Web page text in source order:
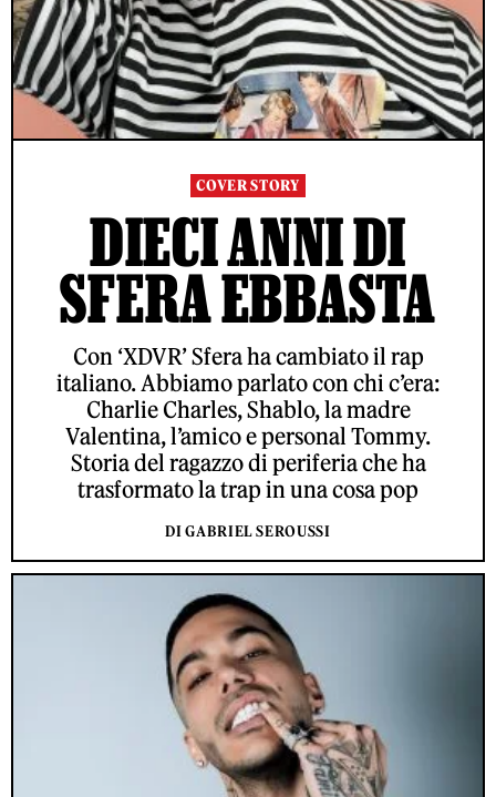
COVER STORY
DIECI ANNI DI
SFERA EBBASTA
Con ‘XDVR’ Sfera ha cambiato il rap
italiano. Abbiamo parlato con chi c’era:
Charlie Charles, Shablo, la madre
Valentina, l’amico e personal Tommy.
Storia del ragazzo di periferia che ha
trasformato la trap in una cosa pop
DI GABRIEL SEROUSSI